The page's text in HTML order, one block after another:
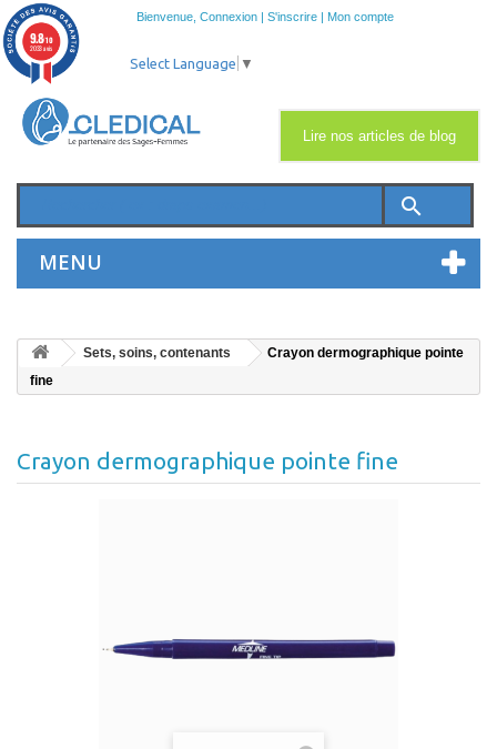
Bienvenue, Connexion | S'inscrire | Mon compte
search
MENU
Lire nos articles de blog
Select Language ▼
Sets, soins, contenants
Crayon dermographique pointe
fine
Crayon dermographique pointe fine
9.8/10
2033 avis